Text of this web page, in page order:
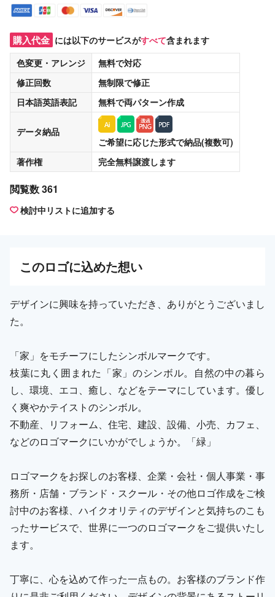
購入代金 には以下のサービスがすべて含まれます
色変更・アレンジ
無料で対応
修正回数
無制限で修正
日本語英語表記
無料で両パターン作成
データ納品
ご希望に応じた形式で納品(複数可)
著作権
完全無料譲渡します
閲覧数 361
検討中リストに追加する
このロゴに込めた想い
デザインに興味を持っていただき、ありがとうございまし
た。
「家」をモチーフにしたシンボルマークです。
枝葉に丸く囲まれた「家」のシンボル。自然の中の暮ら
し、環境、エコ、癒し、などをテーマにしています。優し
く爽やかテイストのシンボル。
不動産、リフォーム、住宅、建設、設備、小売、カフェ、
などのロゴマークにいかがでしょうか。「緑」
ロゴマークをお探しのお客様、企業・会社・個人事業・事
務所・店舗・ブランド・スクール・その他ロゴ作成をご検
討中のお客様、ハイクオリティのデザインと気持ちのこも
ったサービスで、世界に一つのロゴマークをご提供いたし
ます。
丁寧に、心を込めて作った一点もの。お客様のブランド作